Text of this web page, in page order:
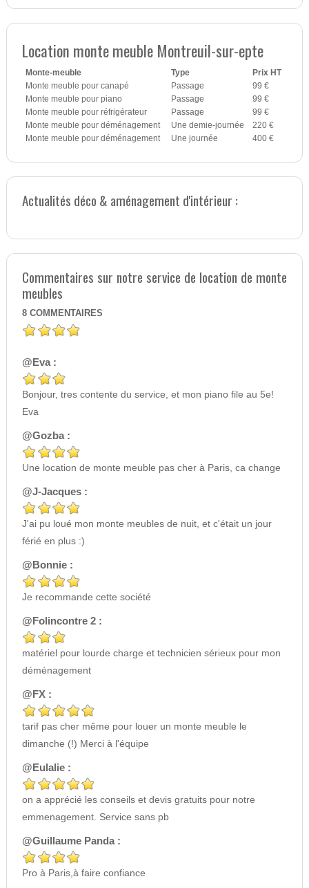
Location monte meuble Montreuil-sur-epte
Monte-meuble Type
Prix HT
Monte meuble pour canapé
Passage
99 €
Monte meuble pour piano
Passage
99 €
Monte meuble pour réfrigérateur
Passage
99 €
Monte meuble pour déménagement
Une demie-journée
220 €
Monte meuble pour déménagement
Une journée 400 €
Actualités déco & aménagement d'intérieur :
Commentaires sur notre service de location de monte
meubles
8 COMMENTAIRES
@Eva :
Bonjour, tres contente du service, et mon piano file au 5e!
Eva
@Gozba :
Une location de monte meuble pas cher à Paris, ca change
@J-Jacques :
J'ai pu loué mon monte meubles de nuit, et c'était un jour
férié en plus :)
@Bonnie :
Je recommande cette société
@Folincontre 2 :
matériel pour lourde charge et technicien sérieux pour mon
déménagement
@FX :
tarif pas cher même pour louer un monte meuble le
dimanche (!) Merci à l'équipe
@Eulalie :
on a apprécié les conseils et devis gratuits pour notre
emmenagement. Service sans pb
@Guillaume Panda :
Pro à Paris,à faire confiance